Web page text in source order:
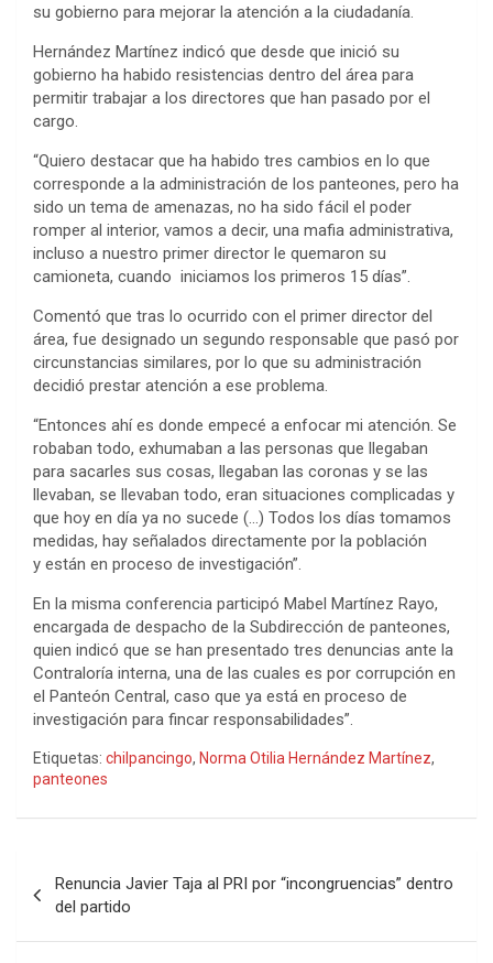
su gobierno para mejorar la atención a la ciudadanía.
Hernández Martínez indicó que desde que inició su
gobierno ha habido resistencias dentro del área para
permitir trabajar a los directores que han pasado por el
cargo.
“Quiero destacar que ha habido tres cambios en lo que
corresponde a la administración de los panteones, pero ha
sido un tema de amenazas, no ha sido fácil el poder
romper al interior, vamos a decir, una mafia administrativa,
incluso a nuestro primer director le quemaron su
camioneta, cuando iniciamos los primeros 15 días”.
Comentó que tras lo ocurrido con el primer director del
área, fue designado un segundo responsable que pasó por
circunstancias similares, por lo que su administración
decidió prestar atención a ese problema.
“Entonces ahí es donde empecé a enfocar mi atención. Se
robaban todo, exhumaban a las personas que llegaban
para sacarles sus cosas, llegaban las coronas y se las
llevaban, se llevaban todo, eran situaciones complicadas y
que hoy en día ya no sucede (…) Todos los días tomamos
medidas, hay señalados directamente por la población
y están en proceso de investigación”.
En la misma conferencia participó Mabel Martínez Rayo,
encargada de despacho de la Subdirección de panteones,
quien indicó que se han presentado tres denuncias ante la
Contraloría interna, una de las cuales es por corrupción en
el Panteón Central, caso que ya está en proceso de
investigación para fincar responsabilidades”.
Etiquetas: chilpancingo, Norma Otilia Hernández Martínez,
panteones
de
entradas
Renuncia Javier Taja al PRI por “incongruencias” dentro
del partido